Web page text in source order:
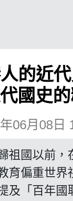
的近
國史的
06月08日
祖國以前，
育偏重世界
及「百年國